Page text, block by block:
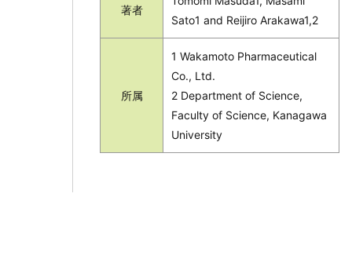
著者
Sato1 and Reijiro Arakawa1,2
所属
1 Wakamoto Pharmaceutical
Co., Ltd.
2 Department of Science,
Faculty of Science, Kanagawa
University